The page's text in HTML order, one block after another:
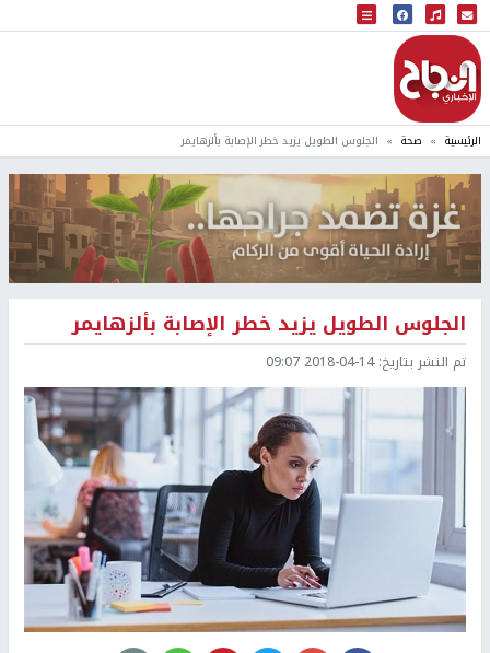
البث المباشر
إذاعة النجاح
الرئيسية صحة الجلوس الطويل يزيد خطر الإصابة بألزهايمر
الجلوس الطويل يزيد خطر الإصابة بألزهايمر
تم النشر بتاريخ:2018-04-14 09:07